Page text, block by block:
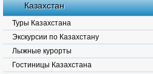
Казахстан
Туры Казахстана
Экскурсии по Казахстану
Лыжные курорты
Гостиницы Казахстана